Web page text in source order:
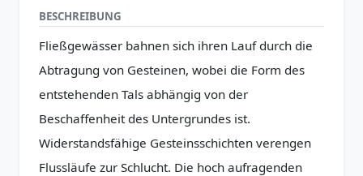
BESCHREIBUNG
Fließgewässer bahnen sich ihren Lauf durch die
Abtragung von Gesteinen, wobei die Form des
entstehenden Tals abhängig von der
Beschaffenheit des Untergrundes ist.
Widerstandsfähige Gesteinsschichten verengen
Flussläufe zur Schlucht. Die hoch aufragenden